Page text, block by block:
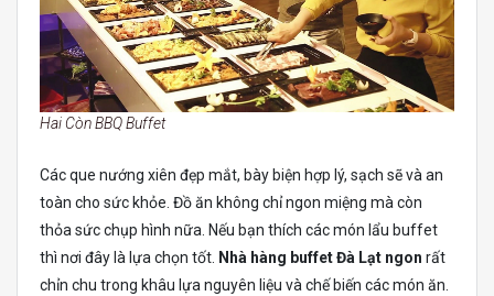
Hai Còn BBQ Buffet
Các que nướng xiên đẹp mắt, bày biện hợp lý, sạch sẽ và an
toàn cho sức khỏe. Đồ ăn không chỉ ngon miệng mà còn
thỏa sức chụp hình nữa. Nếu bạn thích các món lẩu buffet
thì nơi đây là lựa chọn tốt. Nhà hàng buffet Đà Lạt ngon rất
chỉn chu trong khâu lựa nguyên liệu và chế biến các món ăn.